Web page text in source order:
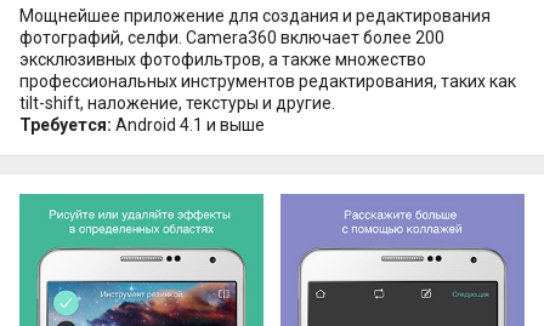
Мощнейшее приложение для создания и редактирования
фотографий, селфи. Camera360 включает более 200
эксклюзивных фотофильтров, а также множество
профессиональных инструментов редактирования, таких как
tilt-shift, наложение, текстуры и другие.
Требуется: Android 4.1 и выше